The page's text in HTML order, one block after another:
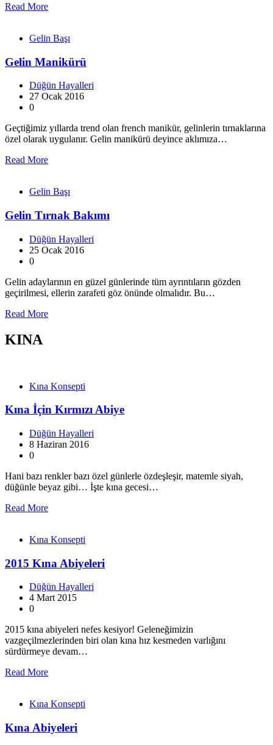
Read More
Gelin Başı
Gelin Manikürü
Düğün Hayalleri
27 Ocak 2016
0
Geçtiğimiz yıllarda trend olan french manikür, gelinlerin tırnaklarına
özel olarak uygulanır. Gelin manikürü deyince aklımıza…
Read More
Gelin Başı
Gelin Tırnak Bakımı
Düğün Hayalleri
25 Ocak 2016
0
Gelin adaylarının en güzel günlerinde tüm ayrıntıların gözden
geçirilmesi, ellerin zarafeti göz önünde olmalıdır. Bu…
Read More
KINA
Kına Konsepti
Kına İçin Kırmızı Abiye
Düğün Hayalleri
8 Haziran 2016
0
Hani bazı renkler bazı özel günlerle özdeşleşir, matemle siyah,
düğünle beyaz gibi… İşte kına gecesi…
Read More
Kına Konsepti
2015 Kına Abiyeleri
Düğün Hayalleri
4 Mart 2015
0
2015 kına abiyeleri nefes kesiyor! Geleneğimizin
vazgeçilmezlerinden biri olan kına hız kesmeden varlığını
sürdürmeye devam…
Read More
Kına Konsepti
Kına Abiyeleri